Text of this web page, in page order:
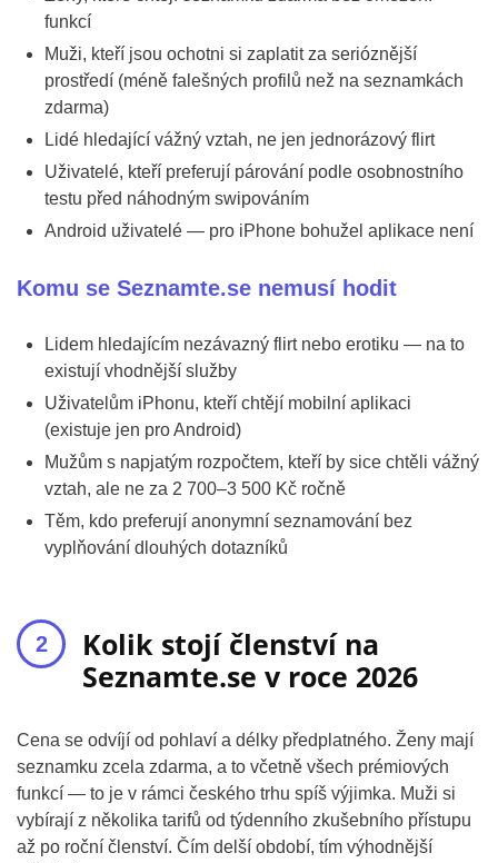
funkcí
Muži, kteří jsou ochotni si zaplatit za serióznější
prostředí (méně falešných profilů než na seznamkách
zdarma)
Lidé hledající vážný vztah, ne jen jednorázový flirt
Uživatelé, kteří preferují párování podle osobnostního
testu před náhodným swipováním
Android uživatelé — pro iPhone bohužel aplikace není
Komu se Seznamte.se nemusí hodit
Lidem hledajícím nezávazný flirt nebo erotiku — na to
existují vhodnější služby
Uživatelům iPhonu, kteří chtějí mobilní aplikaci
(existuje jen pro Android)
Mužům s napjatým rozpočtem, kteří by sice chtěli vážný
vztah, ale ne za 2 700–3 500 Kč ročně
Těm, kdo preferují anonymní seznamování bez
vyplňování dlouhých dotazníků
Kolik stojí členství na
Seznamte.se v roce 2026
Cena se odvíjí od pohlaví a délky předplatného. Ženy mají
seznamku zcela zdarma, a to včetně všech prémiových
funkcí — to je v rámci českého trhu spíš výjimka. Muži si
vybírají z několika tarifů od týdenního zkušebního přístupu
až po roční členství. Čím delší období, tím výhodnější